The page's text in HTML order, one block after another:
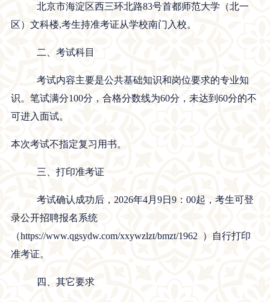
北京市海淀区西三环北路83号首都师范大学（北一
区）文科楼,考生持准考证从学校南门入校。
二、考试科目
考试内容主要是公共基础知识和岗位要求的专业知
识。笔试满分100分，合格分数线为60分，未达到60分的不
可进入面试。
本次考试不指定复习用书。
三、打印准考证
考试确认成功后， 2026年4月9日 9：00起，考生可登
录公开招聘报名系统
（https://www.qgsydw.com/xxywzlzt/bmzt/1962 ）自行打印
准考证。
四、其它要求